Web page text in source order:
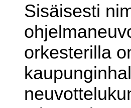
Sisäisesti
orkesterilla